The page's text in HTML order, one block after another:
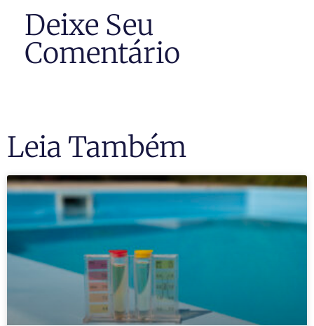
Deixe Seu
Comentário
Leia Também